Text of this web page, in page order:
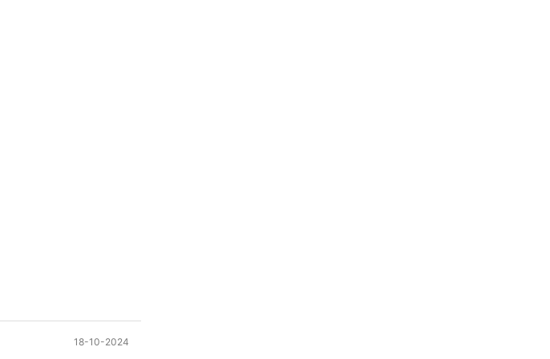
18-10-2024